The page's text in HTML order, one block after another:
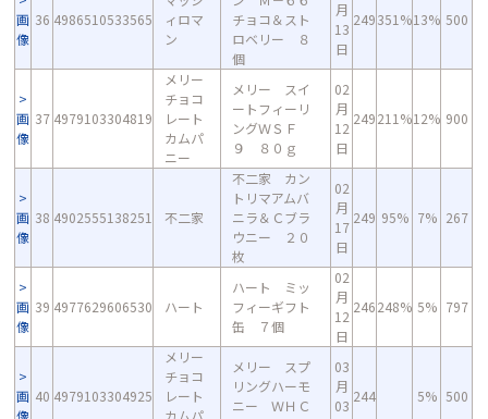
画
像
36 4986510533565
ィロマ
ン
チョコ＆スト
ロベリー ８
個
月
13
日
249351%13% 500
画
像
37 4979103304819
メリー
チョコ
レート
カムパ
ニー
メリー スイ
ートフィーリ
ングＷＳＦ
９ ８０ｇ
02
月
12
日
249211%12% 900
画
像
38 4902555138251 不二家
不二家 カン
トリマアムバ
ニラ＆Ｃブラ
ウニー ２０
枚
02
月
17
日
249 95% 7% 267
画
像
39 4977629606530 ハート
ハート ミッ
フィーギフト
缶 ７個
02
月
12
日
246248% 5% 797
画
像
40 4979103304925
メリー
チョコ
レート
カムパ
メリー スプ
リングハーモ
ニー ＷＨＣ
03
月
03
244 5% 500